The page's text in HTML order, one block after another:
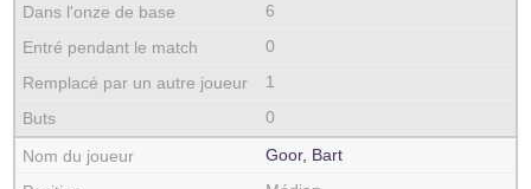
6
0
1
0
Goor, Bart